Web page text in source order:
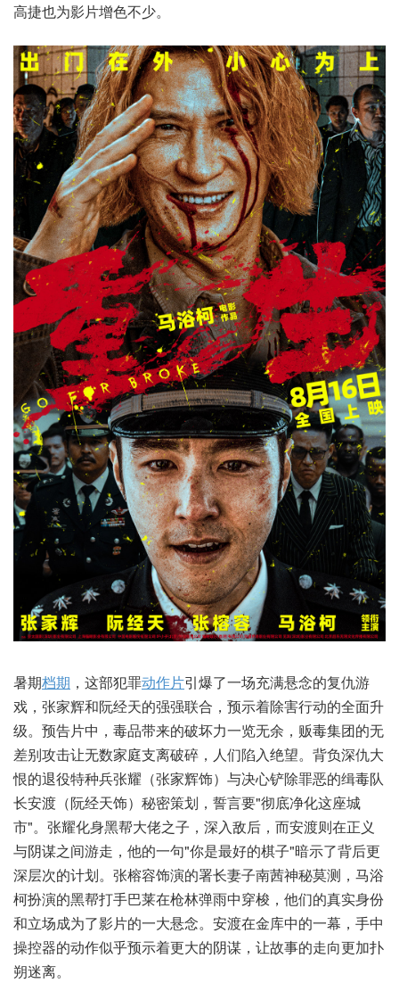
高捷也为影片增色不少。
暑期档期 ，这部犯罪动作片引爆了一场充满悬念的复仇游
戏，张家辉和阮经天的强强联合，预示着除害行动的全面升
级。预告片中，毒品带来的破坏力一览无余，贩毒集团的无
差别攻击让无数家庭支离破碎，人们陷入绝望。背负深仇大
恨的退役特种兵张耀（张家辉饰）与决心铲除罪恶的缉毒队
长安渡（阮经天饰）秘密策划，誓言要"彻底净化这座城
市"。张耀化身黑帮大佬之子，深入敌后，而安渡则在正义
与阴谋之间游走，他的一句"你是最好的棋子"暗示了背后更
深层次的计划。张榕容饰演的署长妻子南茜神秘莫测，马浴
柯扮演的黑帮打手巴莱在枪林弹雨中穿梭，他们的真实身份
和立场成为了影片的一大悬念。安渡在金库中的一幕，手中
操控器的动作似乎预示着更大的阴谋，让故事的走向更加扑
朔迷离。